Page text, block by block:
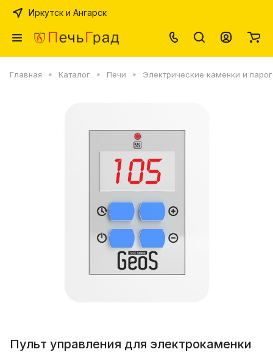
Иркутск и Ангарск
Главная Каталог Печи Электрические каменки и
Пульт управления для электрокаменки